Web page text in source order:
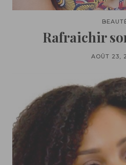
Rafraichir
AOÛT 23,